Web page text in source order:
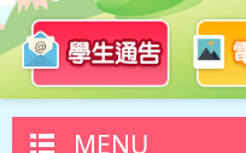
MENU